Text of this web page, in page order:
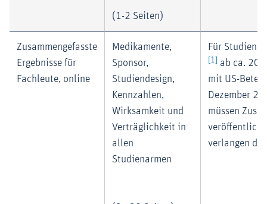
(1-2 Seiten)
Zusammengefasste
Ergebnisse für
Fachleute, online
Medikamente,
Sponsor,
Studiendesign,
Kennzahlen,
Wirksamkeit und
Verträglichkeit in
allen
Studienarmen
Für Studien
[1] ab ca.
mit US-
Dezember
müssen
veröffentlicht
verlangen die